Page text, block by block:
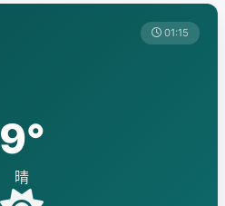
01:15
9°
晴